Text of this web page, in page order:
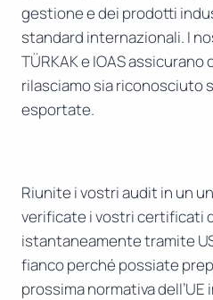
gestione e dei prodotti
standard internazionali. I
TÜRKAK e IOAS
rilasciamo sia riconosciuto
esportate.
Riunite i vostri audit in un
verificate i vostri certificati
istantaneamente tramite
fianco perché possiate
prossima normativa dell’UE